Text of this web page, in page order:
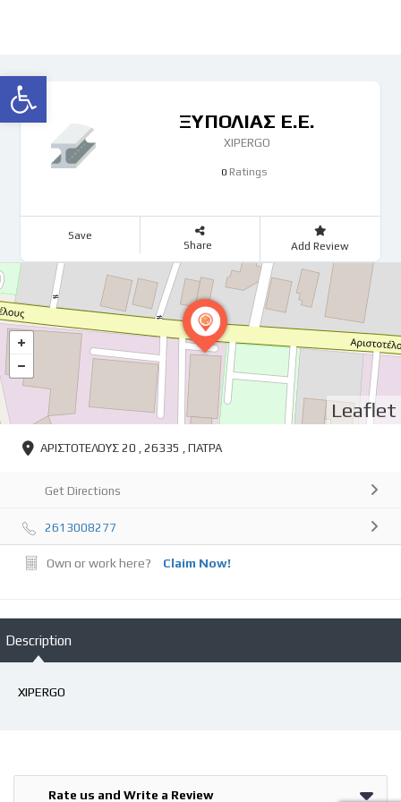
Ανοίξτε τη γραμμή εργαλείων
ΞΥΠΟΛΙΑΣ Ε.Ε.
XIPERGO
0Ratings
Save
Share Add Review
Leaflet
ΑΡΙΣΤΟΤΕΛΟΥΣ 20 , 26335 , ΠΑΤΡΑ
Get Directions
2613008277
Own or work here? Claim Now!
Description
XIPERGO
Rate us and Write a Review